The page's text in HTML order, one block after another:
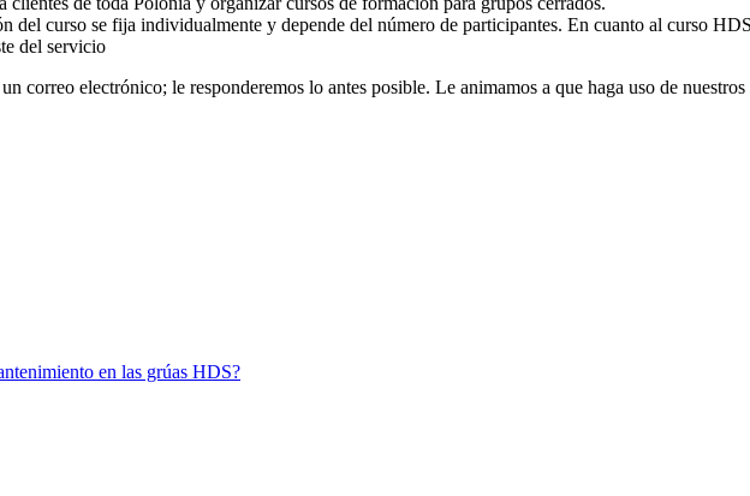
del curso se fija individualmente y depende del número de participantes. En cuanto al curso
del servicio
correo electrónico; le responderemos lo antes posible. Le animamos a que haga uso de
en las grúas HDS?